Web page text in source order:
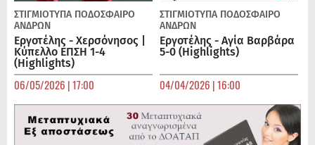
ΣΤΙΓΜΙΟΤΥΠΑ ΠΟΔΌΣΦΑΙΡΟ
ΑΝΔΡΏΝ
Εργοτέλης - Χερσόνησος |
Κύπελλο ΕΠΣΗ 1-4
(Highlights)
06/05/2026 | 17:00
ΣΤΙΓΜΙΟΤΥΠΑ ΠΟΔΌΣΦΑΙΡΟ
ΑΝΔΡΏΝ
Εργοτέλης - Αγία Βαρβάρα
5-0 (Highlights)
04/04/2026 | 16:00